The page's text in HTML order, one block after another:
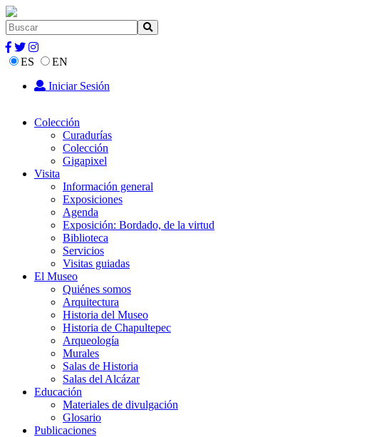
ES
EN
Iniciar Sesión
Colección
Curadurías
Colección
Gigapixel
Visita
Información general
Exposiciones
Agenda
Exposición: Bordado, de la virtud
Biblioteca
Servicios
Visitas guiadas
El Museo
Quiénes somos
Arquitectura
Historia del Museo
Historia de Chapultepec
Arqueología
Murales
Salas de Historia
Salas del Alcázar
Educación
Materiales de divulgación
Glosario
Publicaciones